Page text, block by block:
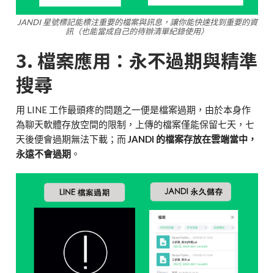
JANDI 星號標記能標注重要的檔案與訊息，讓你能快速找到重要的資
訊（也能當成自己的待辦清單紀錄使用）
3. 檔案應用：永不過期與精準
搜尋
用 LINE 工作最頭疼的問題之一便是檔案過期，由於本身作
為聊天軟體存放空間的限制，上傳的檔案僅能保留七天，七
天後便會過期無法下載；而JANDI 的檔案存放在雲端當中，
永遠不會過期 。